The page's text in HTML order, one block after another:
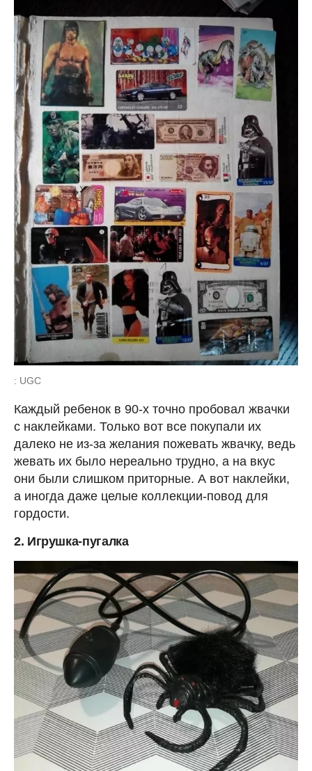
: UGC
Каждый ребенок в 90-х точно пробовал жвачки
с наклейками. Только вот все покупали их
далеко не из-за желания пожевать жвачку, ведь
жевать их было нереально трудно, а на вкус
они были слишком приторные. А вот наклейки,
а иногда даже целые коллекции-повод для
гордости.
2. Игрушка-пугалка